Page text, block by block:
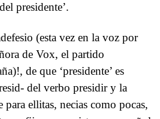
presidente’.
(esta vez en la voz por
de Vox, el partido
de que ‘presidente’ es
del verbo presidir y la
para ellitas, necias como pocas,